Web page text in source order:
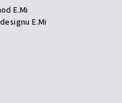
E.Mi
E.Mi